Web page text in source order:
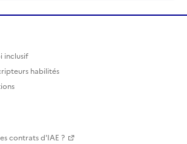
inclusif
habilités
contrats d'IAE ?